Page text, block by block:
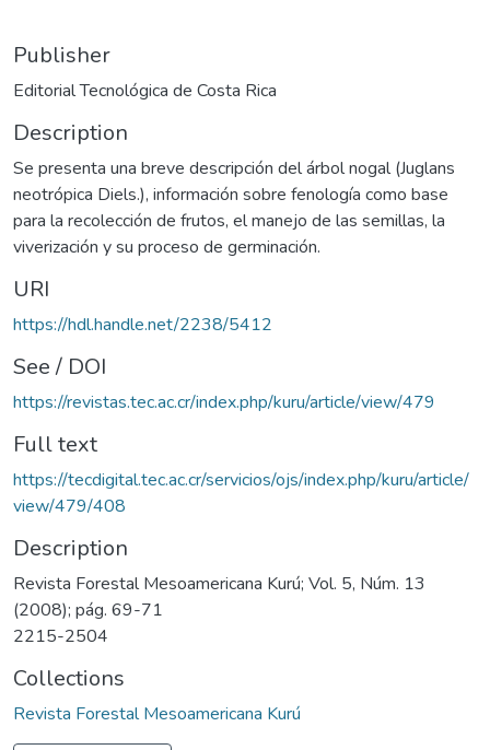
Publisher
Editorial Tecnológica de Costa Rica
Description
Se presenta una breve descripción del árbol nogal (Juglans
neotrópica Diels.), información sobre fenología como base
para la recolección de frutos, el manejo de las semillas, la
viverización y su proceso de germinación.
URI
https://hdl.handle.net/2238/5412
See / DOI
https://revistas.tec.ac.cr/index.php/kuru/article/view/479
Full text
https://tecdigital.tec.ac.cr/servicios/ojs/index.php/kuru/article/
view/479/408
Description
Revista Forestal Mesoamericana Kurú; Vol. 5, Núm. 13
(2008); pág. 69-71
2215-2504
Collections
Revista Forestal Mesoamericana Kurú